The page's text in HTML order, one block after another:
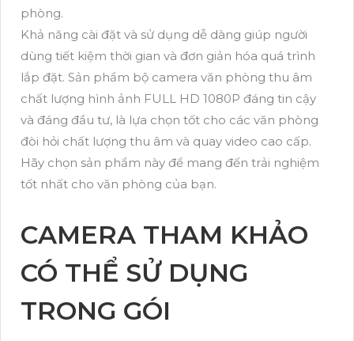
phòng.
Khả năng cài đặt và sử dụng dễ dàng giúp người
dùng tiết kiệm thời gian và đơn giản hóa quá trình
lắp đặt. Sản phẩm bộ camera văn phòng thu âm
chất lượng hình ảnh FULL HD 1080P đáng tin cậy
và đáng đầu tư, là lựa chọn tốt cho các văn phòng
đòi hỏi chất lượng thu âm và quay video cao cấp.
Hãy chọn sản phẩm này để mang đến trải nghiệm
tốt nhất cho văn phòng của bạn.
CAMERA THAM KHẢO
CÓ THỂ SỬ DỤNG
TRONG GÓI